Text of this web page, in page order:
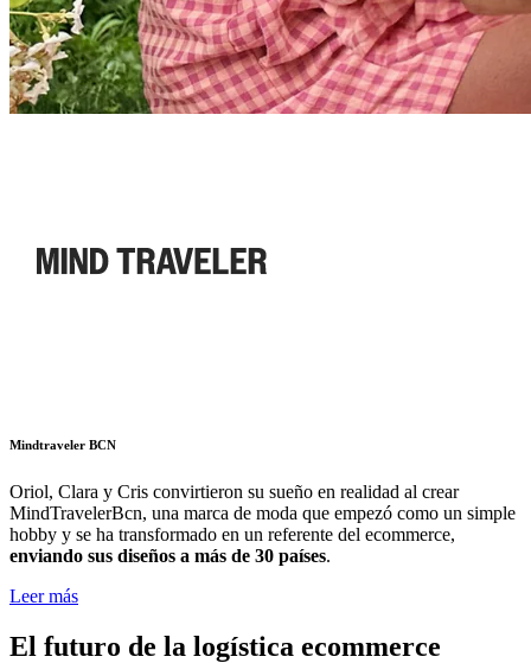
Mindtraveler BCN
Oriol, Clara y Cris convirtieron su sueño en realidad al crear
MindTravelerBcn, una marca de moda que empezó como un simple
hobby y se ha transformado en un referente del ecommerce,
enviando sus diseños a más de 30 países.
Leer más
El futuro de la logística ecommerce